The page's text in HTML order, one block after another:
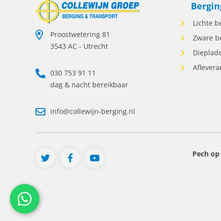
Proostwetering 81
3543 AC - Utrecht
030 753 91 11
dag & nacht bereikbaar
info@collewijn-berging.nl
Lichte
Zware
Pech